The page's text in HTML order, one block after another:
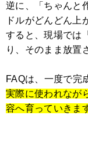
逆に、「ちゃんと
ドルがどんどん上
すると、現場では
り、そのまま放置
FAQは、一度で完
実際に使われなが
容へ育っていきま